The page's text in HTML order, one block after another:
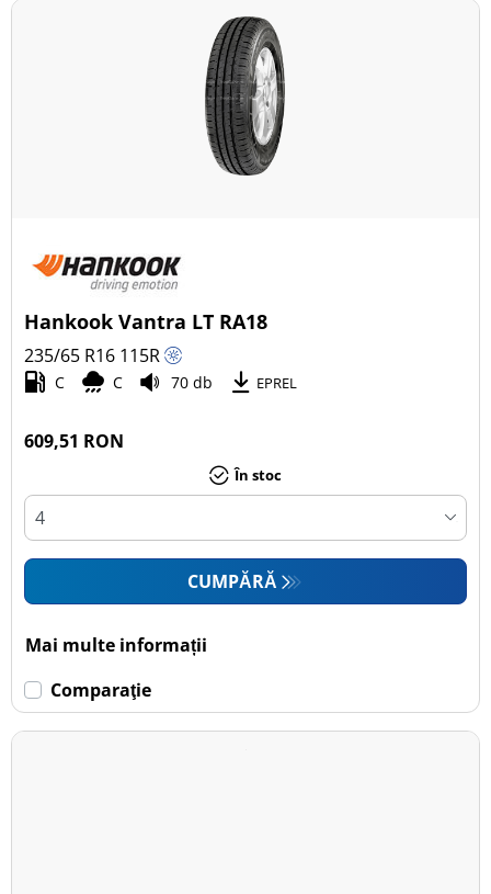
Hankook Vantra LT RA18
235/65 R16 115R
C C 70 db EPREL
609,51 RON
În stoc
CUMPĂRĂ
Mai multe informații
Comparaţie